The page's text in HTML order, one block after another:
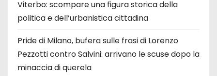
Viterbo: scompare una figura storica della
politica e dell’urbanistica cittadina
Pride di Milano, bufera sulle frasi di Lorenzo
Pezzotti contro Salvini: arrivano le scuse dopo la
minaccia di querela